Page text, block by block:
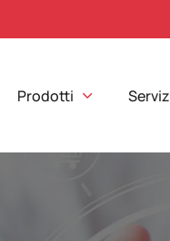
Prodotti